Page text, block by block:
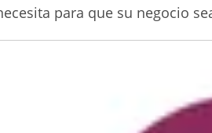
para que su negocio